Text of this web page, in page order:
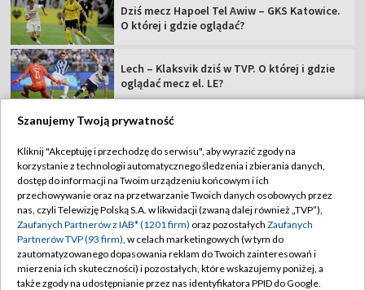
Dziś mecz Hapoel Tel Awiw – GKS Katowice.
O której i gdzie oglądać?
Lech – Klaksvik dziś w TVP. O której i gdzie
oglądać mecz el. LE?
TVP
Abonament TVP
Sklep TVP
Biuro Reklamy
Oferta Handlowa
Regulamin TVP
Polityka prywatności
Moje zgody
Biuro reklamy
Szanujemy Twoją prywatność
Kliknij "Akceptuję i przechodzę do serwisu", aby wyrazić zgody na
korzystanie z technologii automatycznego śledzenia i zbierania danych,
dostęp do informacji na Twoim urządzeniu końcowym i ich
przechowywanie oraz na przetwarzanie Twoich danych osobowych przez
nas, czyli Telewizję Polską S.A. w likwidacji (zwaną dalej również „TVP”),
Zaufanych Partnerów z IAB* (1201 firm) oraz pozostałych Zaufanych
Partnerów TVP (93 firm), w celach marketingowych (w tym do
zautomatyzowanego dopasowania reklam do Twoich zainteresowań i
mierzenia ich skuteczności) i pozostałych, które wskazujemy poniżej, a
także zgody na udostępnianie przez nas identyfikatora PPID do Google.